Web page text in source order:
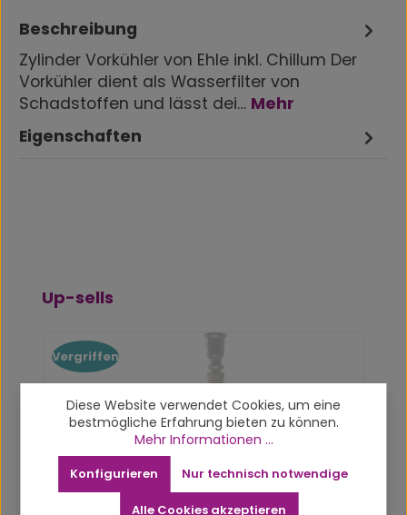
Beschreibung
Zylinder Vorkühler von Ehle inkl. Chillum Der
Vorkühler dient als Wasserfilter von
Schadstoffen und lässt dei… Mehr
Eigenschaften
Produktgalerie überspringen
Up-sells
Vergriffen
Diese Website verwendet Cookies, um eine
bestmögliche Erfahrung bieten zu können.
Mehr Informationen ...
Nur technisch notwendige
Konfigurieren
Alle Cookies akzeptieren